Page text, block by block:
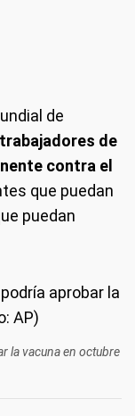
de
de
contra el
que puedan
puedan
la vacuna en octubre